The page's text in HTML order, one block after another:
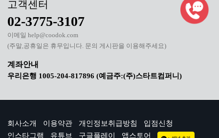
02-3775-3107
이메일 help@coodok.com
(주말,공휴일은 휴무입니다. 문의 게시판을 이용해주세요)
우리은행 1005-204-817896 (예금주:(주)스타트컴퍼니)
회사소개 이용약관 개인정보취급방침
입점신청
인스타그램
유튜브 구글플레이 앱스토어